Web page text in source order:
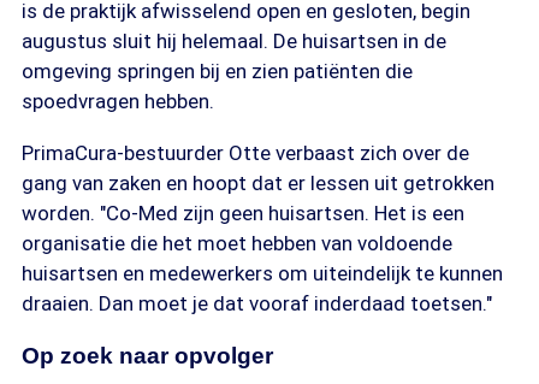
is de praktijk afwisselend open en gesloten, begin
augustus sluit hij helemaal. De huisartsen in de
omgeving springen bij en zien patiënten die
spoedvragen hebben.
PrimaCura-bestuurder Otte verbaast zich over de
gang van zaken en hoopt dat er lessen uit getrokken
worden. "Co-Med zijn geen huisartsen. Het is een
organisatie die het moet hebben van voldoende
huisartsen en medewerkers om uiteindelijk te kunnen
draaien. Dan moet je dat vooraf inderdaad toetsen."
Op zoek naar opvolger